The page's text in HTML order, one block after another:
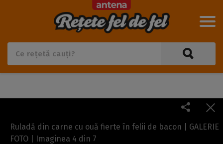
Ruladă din carne cu ouă fierte în felii de bacon | GALERIE
FOTO | Imaginea 4 din 7